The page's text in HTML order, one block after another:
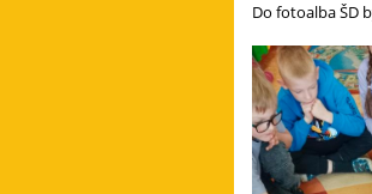
Do fotoalba ŠD